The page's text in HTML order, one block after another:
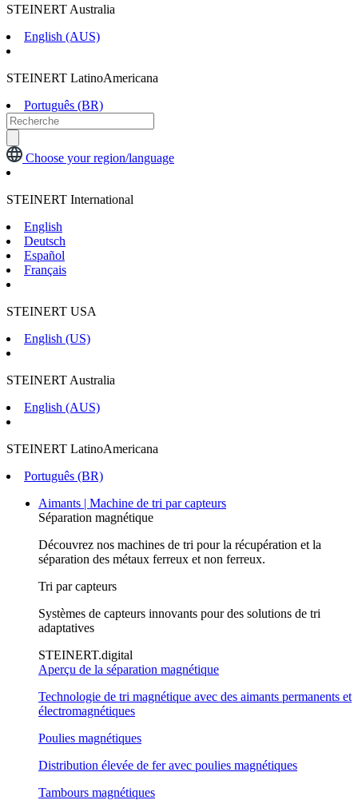
STEINERT Australia
English (AUS)
STEINERT LatinoAmericana
Português (BR)
Choose your region/language
STEINERT International
English
Deutsch
Español
Français
STEINERT USA
English (US)
STEINERT Australia
English (AUS)
STEINERT LatinoAmericana
Português (BR)
Aimants | Machine de tri par capteurs
Séparation magnétique
Découvrez nos machines de tri pour la récupération et la
séparation des métaux ferreux et non ferreux.
Tri par capteurs
Systèmes de capteurs innovants pour des solutions de tri
adaptatives
STEINERT.digital
Aperçu de la séparation magnétique
Technologie de tri magnétique avec des aimants permanents et
électromagnétiques
Poulies magnétiques
Distribution élevée de fer avec poulies magnétiques
Tambours magnétiques